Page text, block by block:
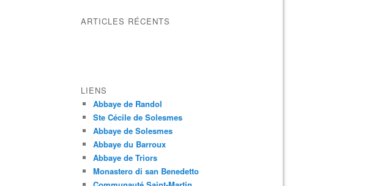
ARTICLES RÉCENTS
LIENS
Abbaye de Randol
Ste Cécile de Solesmes
Abbaye de Solesmes
Abbaye du Barroux
Abbaye de Triors
Monastero di san Benedetto